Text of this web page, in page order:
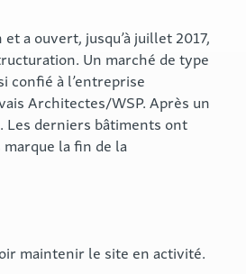
a ouvert, jusqu’à juillet 2017,
Un marché de type
confié à l’entreprise
Architectes/WSP. Après un
Les derniers bâtiments ont
la fin de la
maintenir le site en activité.